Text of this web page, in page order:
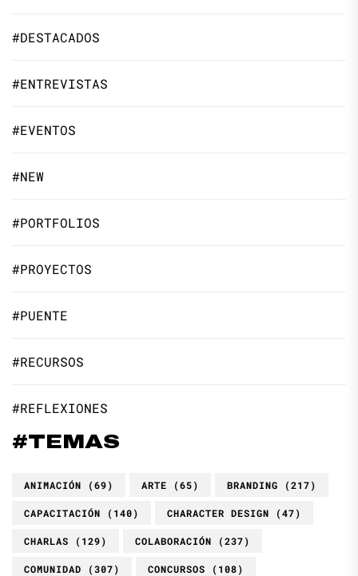
#DESTACADOS
#ENTREVISTAS
#EVENTOS
#NEW
#PORTFOLIOS
#PROYECTOS
#PUENTE
#RECURSOS
#REFLEXIONES
#TEMAS
ANIMACIÓN (69) ARTE (65) BRANDING (217)
CAPACITACIÓN (140) CHARACTER DESIGN (47)
CHARLAS (129) COLABORACIÓN (237)
COMUNIDAD (307) CONCURSOS (108)